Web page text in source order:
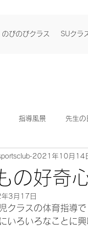
のびのびクラス SUクラ
指導風景 先生の
の好奇
2021年10月14
3月17日
クラスの体育指導で
いろいろなことに